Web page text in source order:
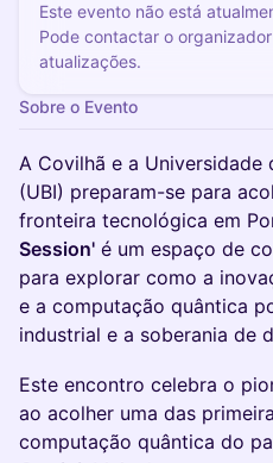
Este evento não está
Pode contactar o
atualizações.
Sobre o Evento
A Covilhã e a Universidade
(UBI) preparam-se para
fronteira tecnológica em
Session' é um espaço de
para explorar como a
e a computação quântica
industrial e a soberania de
Este encontro celebra o
ao acolher uma das
computação quântica do